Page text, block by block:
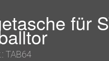
für
TAB64